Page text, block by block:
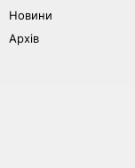
Новини
Архів